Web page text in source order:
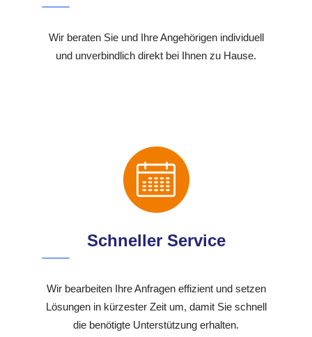
Wir beraten Sie und Ihre Angehörigen individuell
und unverbindlich direkt bei Ihnen zu Hause.
Schneller Service
Wir bearbeiten Ihre Anfragen effizient und setzen
Lösungen in kürzester Zeit um, damit Sie schnell
die benötigte Unterstützung erhalten.